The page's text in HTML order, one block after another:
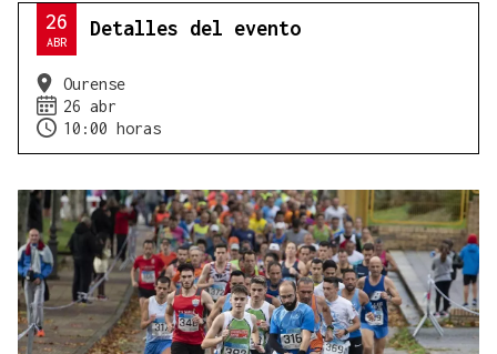
26
ABR
Detalles del evento
Ourense
26 abr
10:00 horas